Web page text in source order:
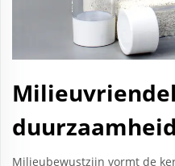
Milieubewustzijn vormt de